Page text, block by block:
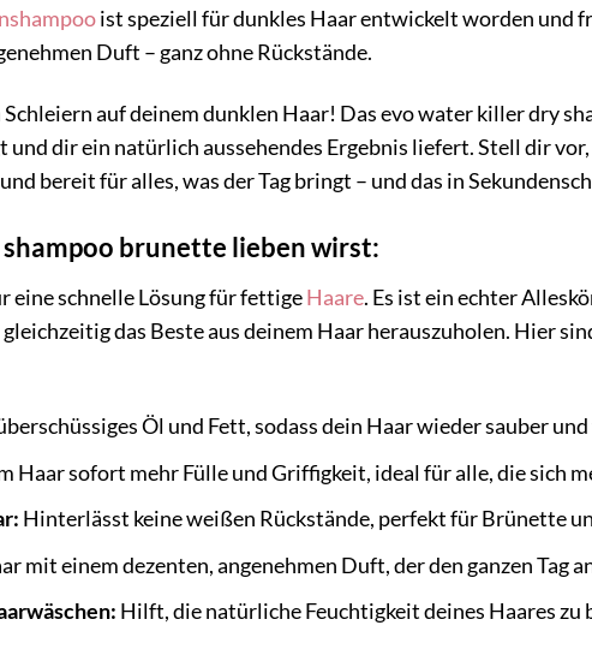
ist speziell für dunkles Haar entwickelt worden und
Duft – ganz ohne Rückstände.
auf deinem dunklen Haar! Das evo water killer dry
dir ein natürlich aussehendes Ergebnis liefert. Stell dir
bereit für alles, was der Tag bringt – und das in
brunette lieben wirst:
eine schnelle Lösung für fettigeHaare. Es ist ein echter
das Beste aus deinem Haar herauszuholen. Hier
Öl und Fett, sodass dein Haar wieder sauber
Haar sofort mehr Fülle und Griffigkeit, ideal für alle, die sich
Hinterlässt keine weißen Rückstände, perfekt für Brünette
mit einem dezenten, angenehmen Duft, der den ganzen Tag
Hilft, die natürliche Feuchtigkeit deines Haares zu